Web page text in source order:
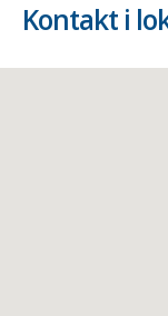
Kontakt i